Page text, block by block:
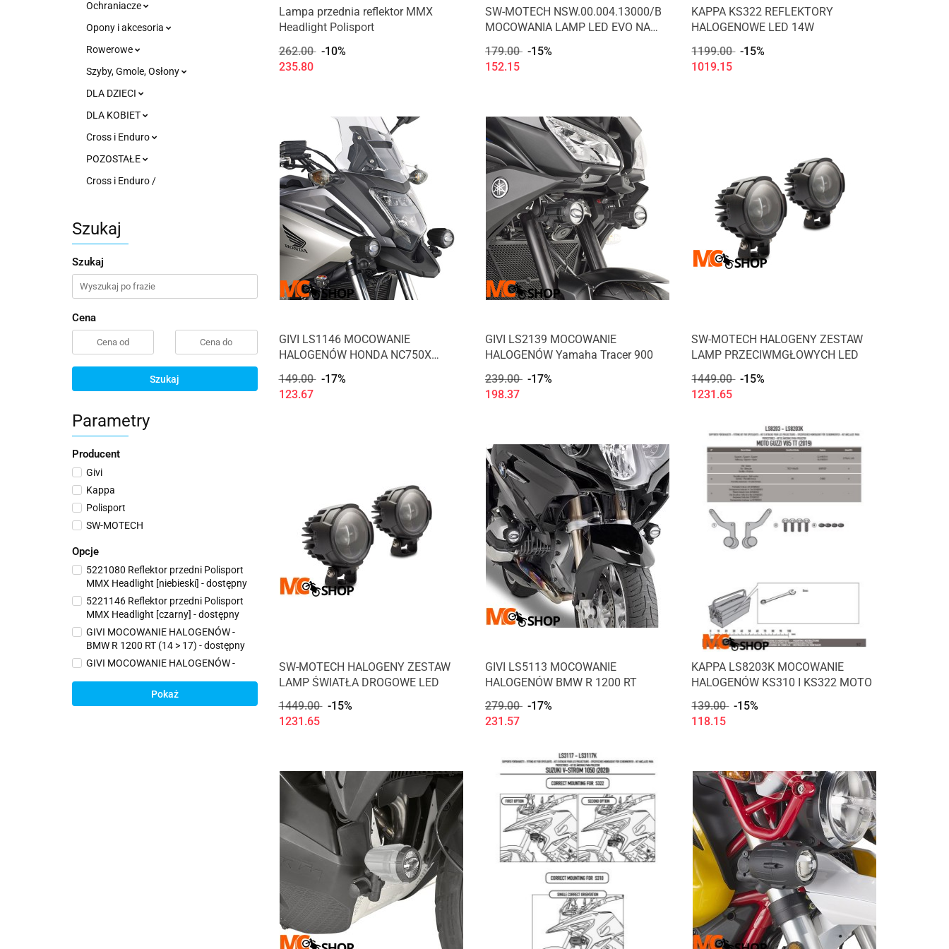
Ochraniacze
Opony i akcesoria
Rowerowe
Szyby, Gmole, Osłony
DLA DZIECI
DLA KOBIET
Cross i Enduro
POZOSTAŁE
Cross i Enduro /
Szukaj
Szukaj
Cena
Szukaj
Parametry
Producent
Givi
Kappa
Polisport
SW-MOTECH
Opcje
5221080 Reflektor przedni Polisport
MMX Headlight [niebieski] - dostępny
5221146 Reflektor przedni Polisport
MMX Headlight [czarny] - dostępny
GIVI MOCOWANIE HALOGENÓW -
BMW R 1200 RT (14 > 17) - dostępny
GIVI MOCOWANIE HALOGENÓW -
GIVI MOCOWANIE HALOGENÓW -
HONDA NC750X (16 > 17) - dostępny
Pokaż
Lampa przednia reflektor MMX
Headlight Polisport
262.00
-10%
235.80
SW-MOTECH NSW.00.004.13000/B
MOCOWANIA LAMP LED EVO NA
179.00 -15%
152.15
KAPPA KS322 REFLEKTORY
HALOGENOWE LED 14W
1199.00 -15%
1019.15
GIVI LS1146 MOCOWANIE
HALOGENÓW HONDA NC750X
149.00
-17%
123.67
GIVI LS2139 MOCOWANIE
HALOGENÓW Yamaha Tracer 900
239.00 -17%
198.37
SW-MOTECH HALOGENY ZESTAW
LAMP PRZECIWMGŁOWYCH LED
1449.00 -15%
1231.65
SW-MOTECH HALOGENY ZESTAW
LAMP ŚWIATŁA DROGOWE LED
1449.00
-15%
1231.65
GIVI LS5113 MOCOWANIE
HALOGENÓW BMW R 1200 RT
279.00 -17%
231.57
KAPPA LS8203K MOCOWANIE
HALOGENÓW KS310 I KS322 MOTO
139.00 -15%
118.15